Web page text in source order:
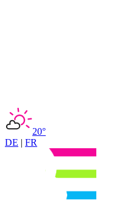
20°
DE | FR